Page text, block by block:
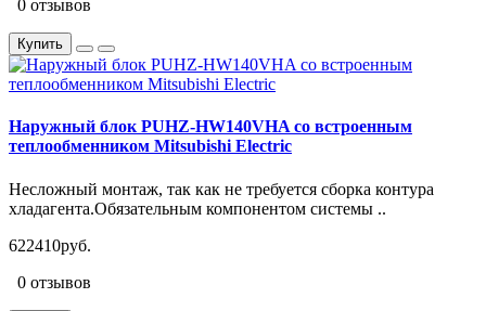
0 отзывов
Купить
Наружный блок PUHZ-HW140VHA со встроенным
теплообменником Mitsubishi Electric
Несложный монтаж, так как не требуется сборка контура
хладагента.Обязательным компонентом системы ..
622410руб.
0 отзывов